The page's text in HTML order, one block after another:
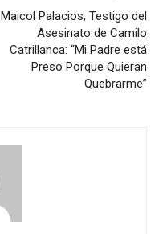
Maicol Palacios, Testigo del
Asesinato de Camilo
Catrillanca: “Mi Padre está
Preso Porque Quieran
Quebrarme”